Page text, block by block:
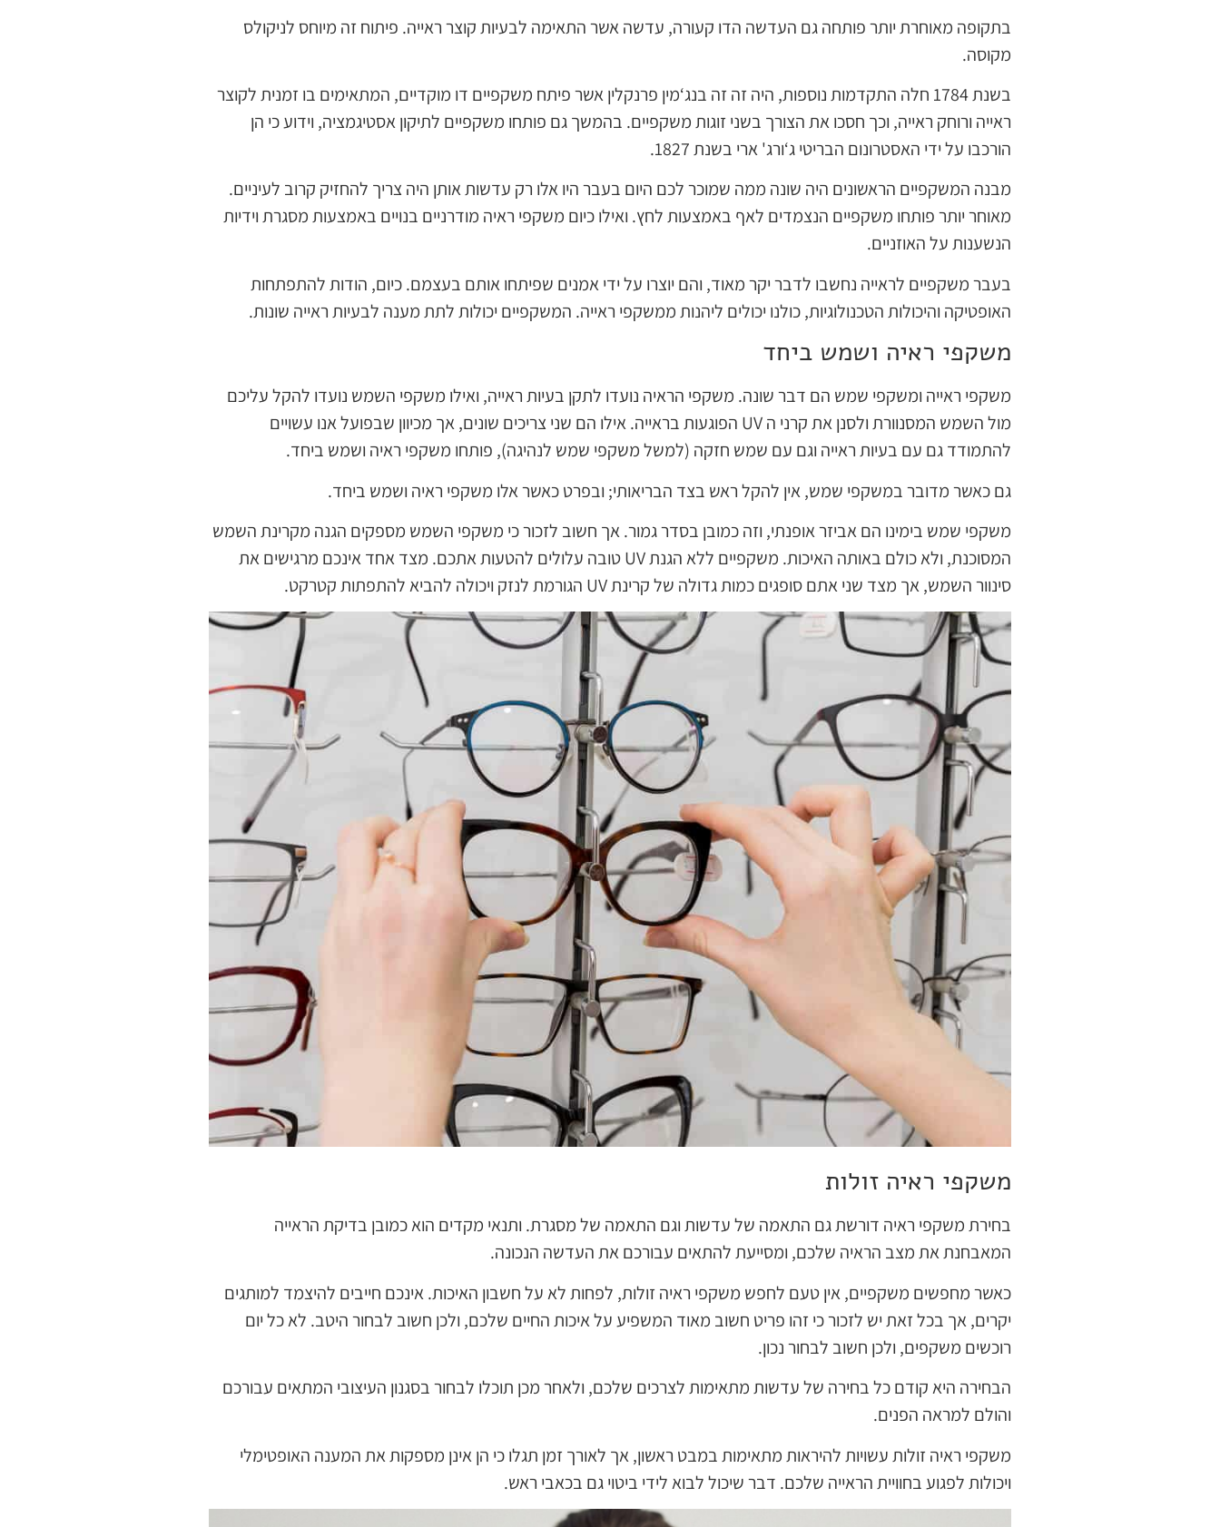
בתקופה מאוחרת יותר פותחה גם העדשה הדו קעורה, עדשה אשר התאימה לבעיות קוצר ראייה. פיתוח זה מיוחס לניקולס
מקוסה.
בשנת 1784 חלה התקדמות נוספות, היה זה זה בנג‘מין פרנקלין אשר פיתח משקפיים דו מוקדיים, המתאימים בו זמנית לקוצר
ראייה ורוחק ראייה, וכך חסכו את הצורך בשני זוגות משקפיים. בהמשך גם פותחו משקפיים לתיקון אסטיגמציה, וידוע כי הן
הורכבו על ידי האסטרונום הבריטי ג‘ורג' ארי בשנת 1827.
מבנה המשקפיים הראשונים היה שונה ממה שמוכר לכם היום בעבר היו אלו רק עדשות אותן היה צריך להחזיק קרוב לעיניים.
מאוחר יותר פותחו משקפיים הנצמדים לאף באמצעות לחץ. ואילו כיום משקפי ראיה מודרניים בנויים באמצעות מסגרת וידיות
הנשענות על האוזניים.
בעבר משקפיים לראייה נחשבו לדבר יקר מאוד, והם יוצרו על ידי אמנים שפיתחו אותם בעצמם. כיום, הודות להתפתחות
האופטיקה והיכולות הטכנולוגיות, כולנו יכולים ליהנות ממשקפי ראייה. המשקפיים יכולות לתת מענה לבעיות ראייה שונות.
משקפי ראיה ושמש ביחד
משקפי ראייה ומשקפי שמש הם דבר שונה. משקפי הראיה נועדו לתקן בעיות ראייה, ואילו משקפי השמש נועדו להקל עליכם
מול השמש המסנוורת ולסנן את קרני ה UV הפוגעות בראייה. אילו הם שני צריכים שונים, אך מכיוון שבפועל אנו עשויים
להתמודד גם עם בעיות ראייה וגם עם שמש חזקה (למשל משקפי שמש לנהיגה), פותחו משקפי ראיה ושמש ביחד.
גם כאשר מדובר במשקפי שמש, אין להקל ראש בצד הבריאותי; ובפרט כאשר אלו משקפי ראיה ושמש ביחד.
משקפי שמש בימינו הם אביזר אופנתי, וזה כמובן בסדר גמור. אך חשוב לזכור כי משקפי השמש מספקים הגנה מקרינת השמש
המסוכנת, ולא כולם באותה האיכות. משקפיים ללא הגנת UV טובה עלולים להטעות אתכם. מצד אחד אינכם מרגישים את
סינוור השמש, אך מצד שני אתם סופגים כמות גדולה של קרינת UV הגורמת לנזק ויכולה להביא להתפתות קטרקט.
משקפי ראיה זולות
בחירת משקפי ראיה דורשת גם התאמה של עדשות וגם התאמה של מסגרת. ותנאי מקדים הוא כמובן בדיקת הראייה
המאבחנת את מצב הראיה שלכם, ומסייעת להתאים עבורכם את העדשה הנכונה.
כאשר מחפשים משקפיים, אין טעם לחפש משקפי ראיה זולות, לפחות לא על חשבון האיכות. אינכם חייבים להיצמד למותגים
יקרים, אך בכל זאת יש לזכור כי זהו פריט חשוב מאוד המשפיע על איכות החיים שלכם, ולכן חשוב לבחור היטב. לא כל יום
רוכשים משקפים, ולכן חשוב לבחור נכון.
הבחירה היא קודם כל בחירה של עדשות מתאימות לצרכים שלכם, ולאחר מכן תוכלו לבחור בסגנון העיצובי המתאים עבורכם
והולם למראה הפנים.
משקפי ראיה זולות עשויות להיראות מתאימות במבט ראשון, אך לאורך זמן תגלו כי הן אינן מספקות את המענה האופטימלי
ויכולות לפגוע בחוויית הראייה שלכם. דבר שיכול לבוא לידי ביטוי גם בכאבי ראש.